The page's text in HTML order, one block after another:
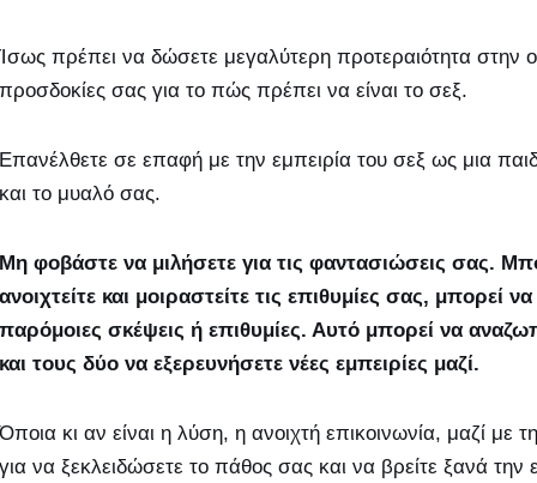
Ίσως πρέπει να δώσετε μεγαλύτερη προτεραιότητα στην
προσδοκίες σας για το πώς πρέπει να είναι το σεξ.
Επανέλθετε σε επαφή με την εμπειρία του σεξ ως μια
και το μυαλό σας.
Μη φοβάστε να μιλήσετε για τις φαντασιώσεις σας.
ανοιχτείτε και μοιραστείτε τις επιθυμίες σας, μπορεί
παρόμοιες σκέψεις ή επιθυμίες. Αυτό μπορεί να
και τους δύο να εξερευνήσετε νέες εμπειρίες μαζί.
Όποια κι αν είναι η λύση, η ανοιχτή επικοινωνία, μαζί με
για να ξεκλειδώσετε το πάθος σας και να βρείτε ξανά